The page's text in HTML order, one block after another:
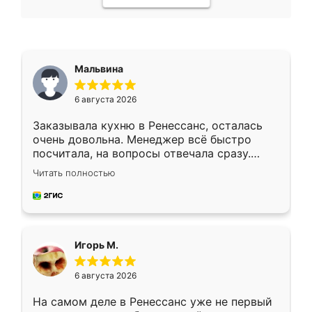
Мальвина
6 августа 2026
Заказывала кухню в Ренессанс, осталась
очень довольна. Менеджер всё быстро
посчитала, на вопросы отвечала сразу.
Замерщик приехал в субботу, подошёл к
делу со всей ответственностью. Собрали
за день, ребята работали аккуратно, даже
Читать полностью
Игорь М.
6 августа 2026
На самом деле в Ренессанс уже не первый